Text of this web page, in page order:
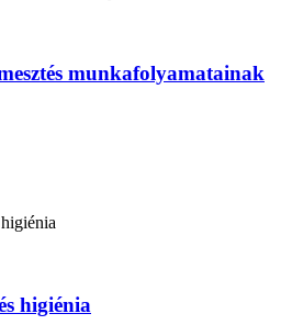
munkafolyamatainak
higiénia